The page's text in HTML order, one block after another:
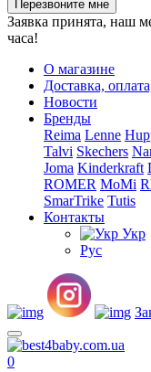
Перезвоните мне
Заявка принята, наш
часа!
О магазине
Доставка,
Новости
Бренды
Reima Lenne
Talvi Skechers
Joma Kinderkraft
ROMER MoMi
SmarTrike Tutis
Контакты
Укр
Рус
0